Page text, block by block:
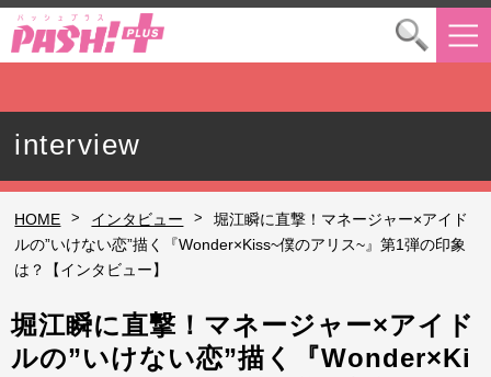
interview
HOME > インタビュー >
堀江瞬に直撃！マネージャー×アイド
ルの”いけない恋”描く『Wonder×Kiss~僕のアリス~』第1弾の印象
は？【インタビュー】
堀江瞬に直撃！マネージャー×アイド
ルの”いけない恋”描く『Wonder×Ki